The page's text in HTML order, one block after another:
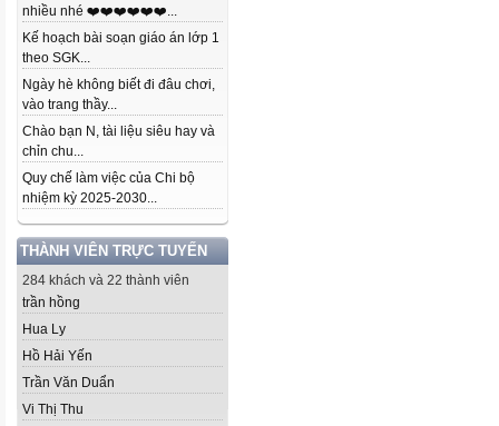
nhiều nhé ❤️❤️❤️❤️❤️❤️...
Kế hoạch bài soạn giáo án lớp 1
theo SGK...
Ngày hè không biết đi đâu chơi,
vào trang thầy...
Chào bạn N, tài liệu siêu hay và
chỉn chu...
Quy chế làm việc của Chi bộ
nhiệm kỳ 2025-2030...
THÀNH VIÊN TRỰC TUYẾN
284 khách và 22 thành viên
trần hồng
Hua Ly
Hồ Hải Yến
Trần Văn Duẩn
Vi Thị Thu